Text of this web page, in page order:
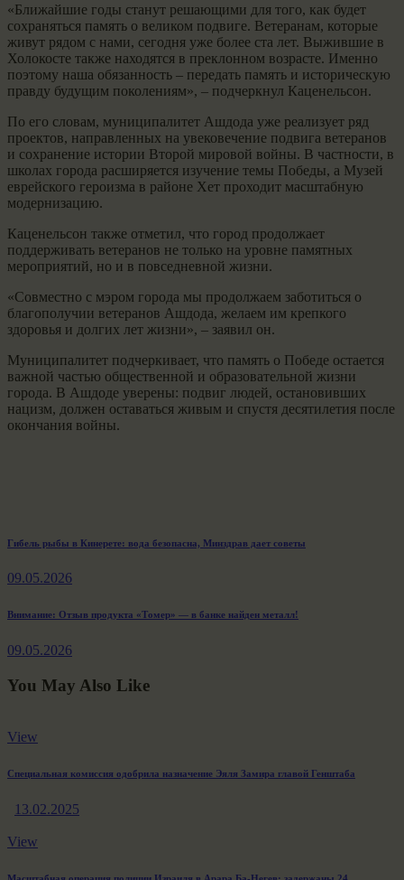
«Ближайшие годы станут решающими для того, как будет
сохраняться память о великом подвиге. Ветеранам, которые
живут рядом с нами, сегодня уже более ста лет. Выжившие в
Холокосте также находятся в преклонном возрасте. Именно
поэтому наша обязанность – передать память и историческую
правду будущим поколениям», – подчеркнул Каценельсон.
По его словам, муниципалитет Ашдода уже реализует ряд
проектов, направленных на увековечение подвига ветеранов
и сохранение истории Второй мировой войны. В частности, в
школах города расширяется изучение темы Победы, а Музей
еврейского героизма в районе Хет проходит масштабную
модернизацию.
Каценельсон также отметил, что город продолжает
поддерживать ветеранов не только на уровне памятных
мероприятий, но и в повседневной жизни.
«Совместно с мэром города мы продолжаем заботиться о
благополучии ветеранов Ашдода, желаем им крепкого
здоровья и долгих лет жизни», – заявил он.
Муниципалитет подчеркивает, что память о Победе остается
важной частью общественной и образовательной жизни
города. В Ашдоде уверены: подвиг людей, остановивших
нацизм, должен оставаться живым и спустя десятилетия после
окончания войны.
Навигация
по
Previous
Гибель рыбы в Кинерете: вода безопасна, Минздрав дает советы
09.05.2026
Next
Внимание: Отзыв продукта «Томер» — в банке найден металл!
09.05.2026
You May Also Like
View
Специальная комиссия одобрила назначение Эяля Замира главой Генштаба
13.02.2025
View